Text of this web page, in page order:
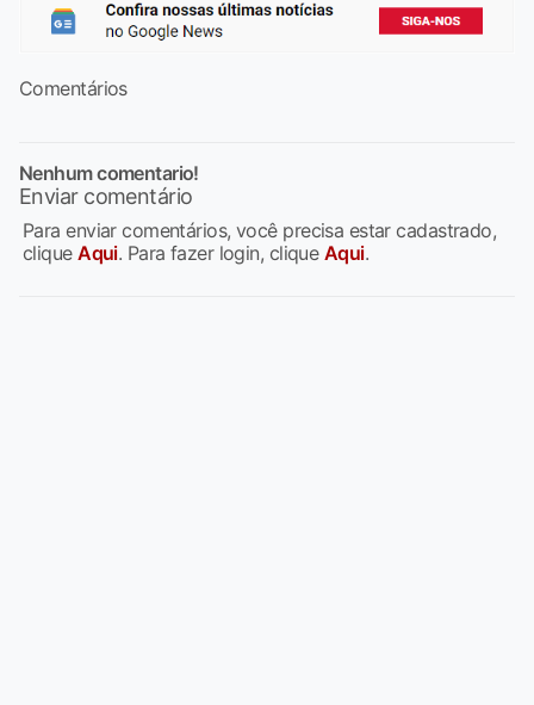
Comentários
Nenhum comentario!
Enviar comentário
Para enviar comentários, você precisa estar cadastrado,
cliqueAqui. Para fazer login, clique Aqui.